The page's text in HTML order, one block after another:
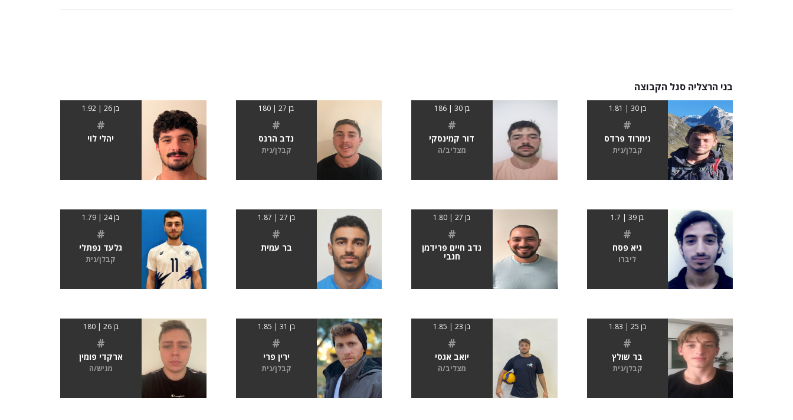
בני הרצליה סגל הקבוצה
בן 30 | 1.81
#
נימרוד פרדס
קבלן/נית
בן 30 | 186
#
דור קמינסקי
מצליב/ה
בן 27 | 180
#
נדב הרנס
קבלן/נית
בן 26 | 1.92
#
יהלי לוי
בן 39 | 1.7
#
גיא פסח
ליברו
בן 27 | 1.80
#
נדב חיים פרידמן
חגבי
בן 27 | 1.87
#
בר עמית
בן 24 | 1.79
#
גלעד נפתלי
קבלן/נית
בן 25 | 1.83
#
בר שולץ
קבלן/נית
בן 23 | 1.85
#
יואב אגסי
מצליב/ה
בן 31 | 1.85
#
ירין פרי
קבלן/נית
בן 26 | 180
#
ארקדי פומין
מגיש/ה